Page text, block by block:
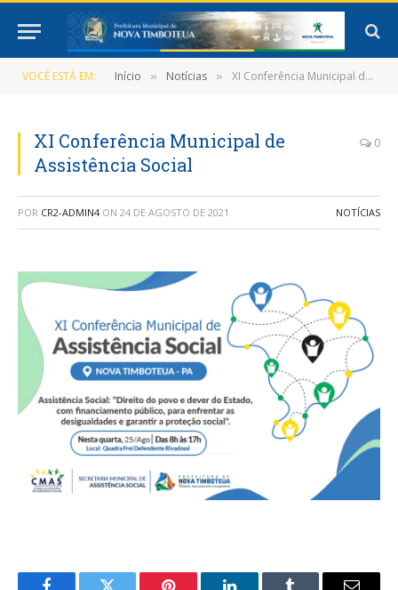
VOCÊ ESTÁ EM: Início » Notícias » XI Conferência Municipal de Assistência Social
XI Conferência Municipal de
Assistência Social
0
POR CR2-ADMIN4 ON 24 DE AGOSTO DE 2021 NOTÍCIAS